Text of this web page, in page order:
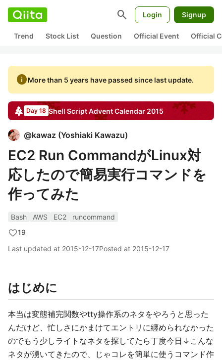
search Login Signup
Trend Stock List Question Official Event Official
infoMore than 5 years have passed since last update.
Day 18 Shell ScriptAdvent Calendar 2015
@kawaz (Yoshiaki Kawazu)
EC2 Run CommandがLinux対
応したので簡易実行コマンドを
作ってみた
Bash AWS EC2
runcommand
19
Last updated at 2015-12-17Posted at 2015-12-17
はじめに
本当は変態補完関数やtty操作系のネタをやろうと思った
んだけど、忙しさにかまけてエントリに纏められなかった
のでもう少しライトなネタを探してたら丁度今日↓こんな
ネタが湧いてきたので、じゃコレを簡単に使うコマンド作